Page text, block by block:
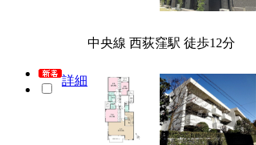
詳細
中央線 西荻窪駅 徒歩12分